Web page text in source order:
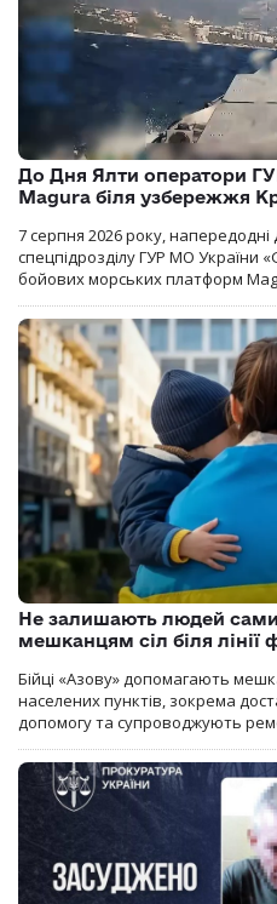
До Дня Ялти оператори
Magura біля узбережжя
7 серпня 2026 року,
спецпідрозділу ГУР МО України
бойових морських платформ
Не залишають людей
мешканцям сіл біля лінії
Бійці «Азову» допомагають
населених пунктів, зокрема
допомогу та супроводжують